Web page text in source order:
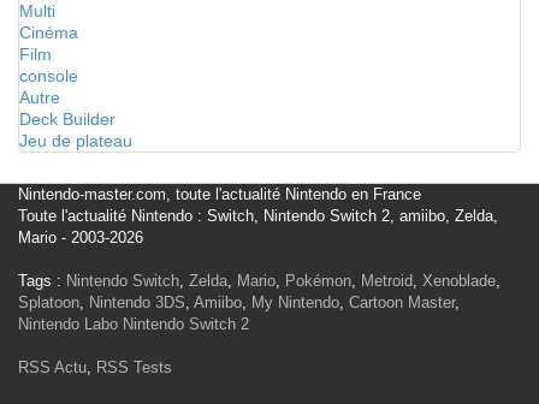
Multi
Cinéma
Film
console
Autre
Deck Builder
Jeu de plateau
Nintendo-master.com, toute l'actualité Nintendo en France
Toute l'actualité Nintendo : Switch, Nintendo Switch 2, amiibo, Zelda,
Mario - 2003-2026
Tags : Nintendo Switch, Zelda, Mario, Pokémon, Metroid, Xenoblade,
Splatoon, Nintendo 3DS, Amiibo, My Nintendo, Cartoon Master,
Nintendo Labo Nintendo Switch 2
RSS Actu, RSS Tests